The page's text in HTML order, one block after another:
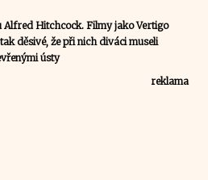
Hitchcock. Filmy jako Vertigo
děsivé, že při nich diváci museli
ústy
reklama